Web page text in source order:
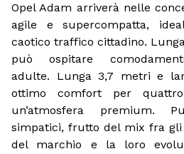
Opel Adam arriverà nelle
agile e supercompatta,
caotico traffico cittadino.
può ospitare
adulte. Lunga 3,7 metri e
ottimo comfort per
un’atmosfera premium.
simpatici, frutto del mix fra
del marchio e la loro